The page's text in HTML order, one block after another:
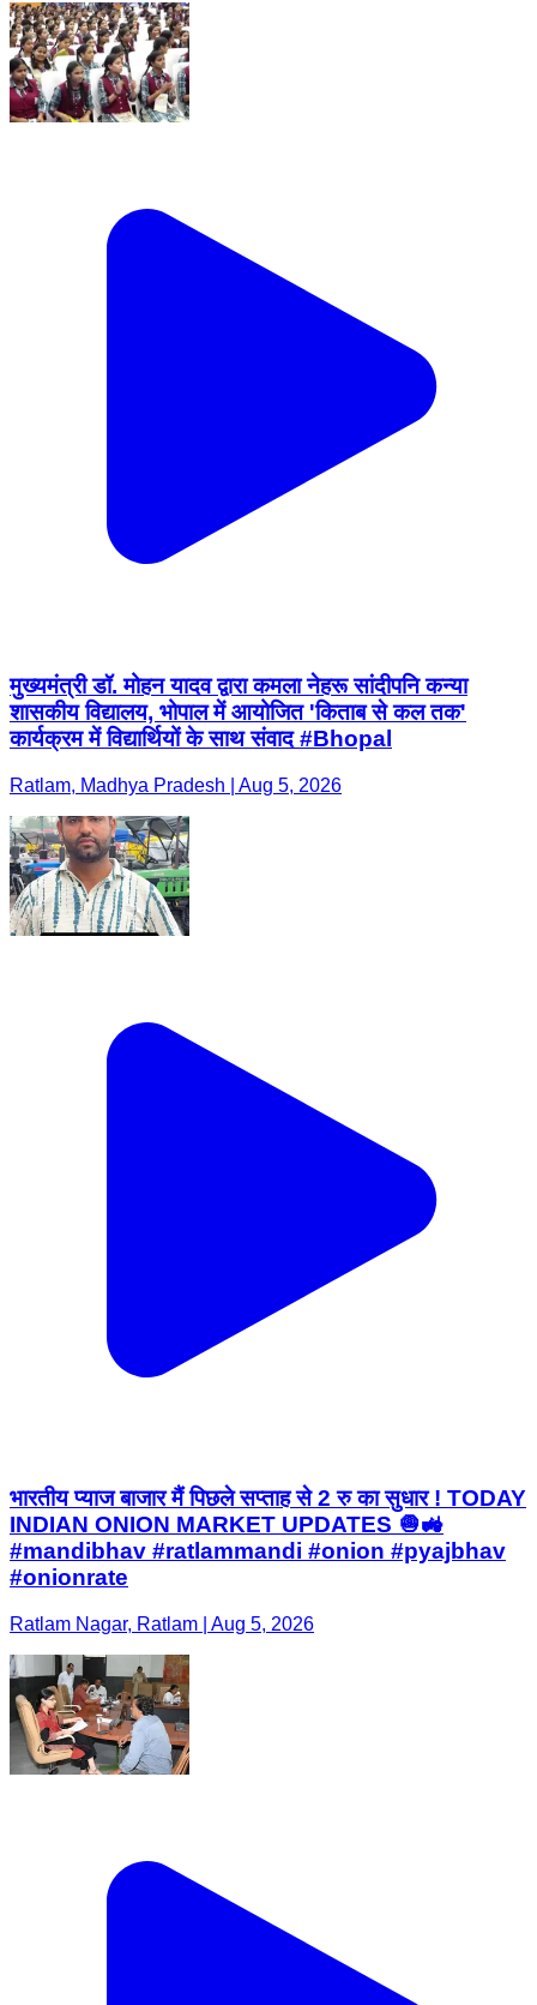
मुख्यमंत्री डॉ. मोहन यादव द्वारा कमला नेहरू सांदीपनि कन्या
शासकीय विद्यालय, भोपाल में आयोजित 'किताब से कल तक'
कार्यक्रम में विद्यार्थियों के साथ संवाद #Bhopal
Ratlam, Madhya Pradesh | Aug 5, 2026
भारतीय प्याज बाजार मैं पिछले सप्ताह से 2 रु का सुधार ! TODAY
INDIAN ONION MARKET UPDATES 🧅🚜
#mandibhav #ratlammandi #onion #pyajbhav
#onionrate
Ratlam Nagar, Ratlam | Aug 5, 2026